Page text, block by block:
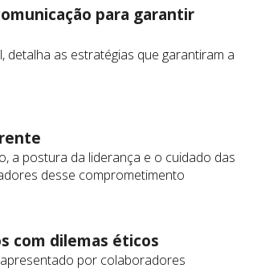
para garantir
detalha as estratégias que garantiram a
a postura da liderança e o cuidado das
desse comprometimento
com dilemas éticos
por colaboradores